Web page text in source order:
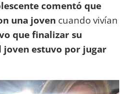
comentó que
una joven cuando vivían
que finalizar su
joven estuvo por jugar